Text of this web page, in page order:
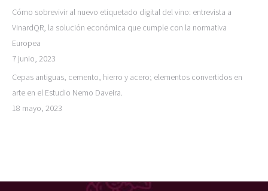
Cómo sobrevivir al nuevo etiquetado digital del vino: entrevista a
VinardQR, la solución económica que cumple con la normativa
Europea
7 junio, 2023
Cepas antiguas, cemento, hierro y acero; elementos convertidos en
arte en el Estudio Nemo Daveira.
18 mayo, 2023